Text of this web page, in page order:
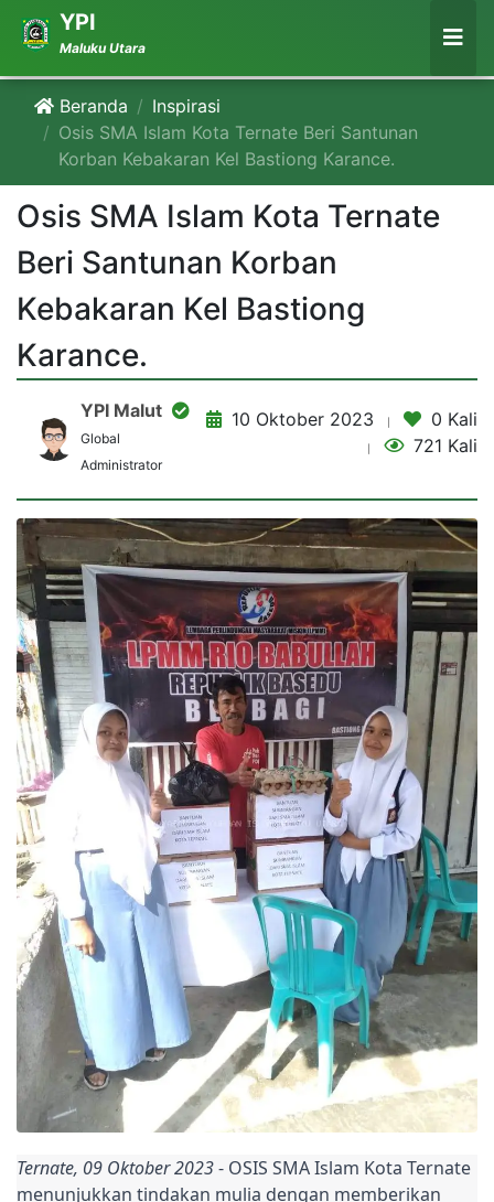
YPI
Maluku Utara
Beranda
Inspirasi
Osis SMA Islam Kota Ternate Beri Santunan
Korban Kebakaran Kel Bastiong Karance.
Osis SMA Islam Kota Ternate
Beri Santunan Korban
Kebakaran Kel Bastiong
Karance.
YPI Malut
Global
Administrator
10 Oktober 2023
0 Kali
721 Kali
Ternate, 09 Oktober 2023- OSIS SMA Islam Kota Ternate
menunjukkan tindakan mulia dengan memberikan